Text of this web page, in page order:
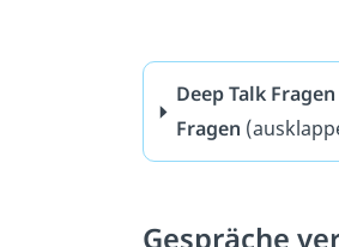
Deep Talk
Fragen
Gespräche